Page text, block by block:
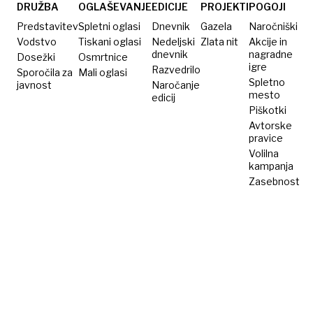
sindrom
vsak 50.
dojenček
DRUŽBA
Predstavitev
Vodstvo
Dosežki
Sporočila za
javnost
OGLAŠEVANJE
Spletni oglasi
Tiskani oglasi
Osmrtnice
Mali oglasi
EDICIJE
Dnevnik
Nedeljski
dnevnik
Razvedrilo
Naročanje
edicij
PROJEKTI
Gazela
Zlata nit
POGOJI
Naročniški
Akcije in
nagradne
igre
Spletno
mesto
Piškotki
Avtorske
pravice
Volilna
kampanja
Zasebnost